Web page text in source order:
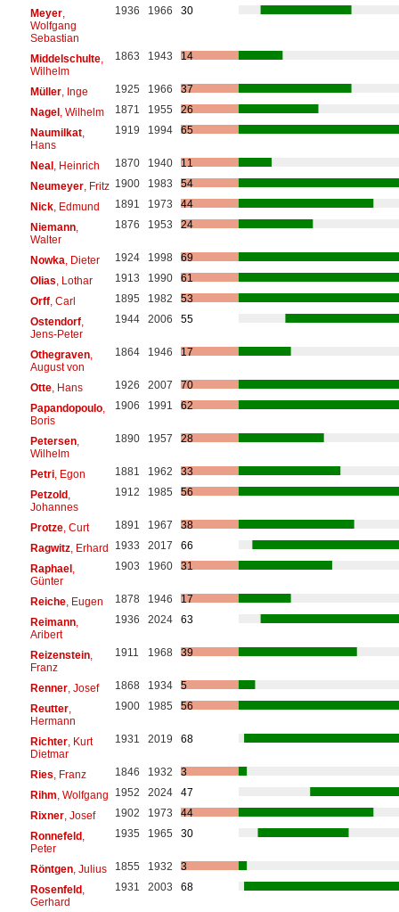
Meyer,
Wolfgang
Sebastian
1936 1966 30
Middelschulte,
Wilhelm
1863 1943 14
Müller, Inge 1925 1966
37
Nagel, Wilhelm 1871 1955
26
Naumilkat,
Hans
1919 1994 65
Neal, Heinrich 1870 1940
11
Neumeyer, Fritz 1900 1983
54
Nick, Edmund 1891 1973
44
Niemann,
Walter
1876 1953 24
Nowka , Dieter 1924 1998
69
Olias , Lothar 1913 1990
61
Orff, Carl 1895 1982
53
Ostendorf,
Jens-Peter
1944 2006 55
Othegraven,
August von
1864 1946 17
Otte, Hans 1926 2007
70
Papandopoulo,
Boris
1906 1991 62
Petersen,
Wilhelm
1890 1957 28
Petri, Egon 1881 1962
33
Petzold,
Johannes
1912 1985 56
Protze, Curt 1891 1967
38
Ragwitz, Erhard 1933 2017
66
Raphael,
Günter
1903 1960 31
Reiche, Eugen 1878 1946
17
Reimann,
Aribert
1936 2024 63
Reizenstein,
Franz
1911 1968 39
Renner, Josef 1868 1934
5
Reutter,
Hermann
1900 1985 56
Richter, Kurt
Dietmar
1931 2019 68
Ries , Franz 1846 1932
3
Rihm , Wolfgang 1952 2024
47
Rixner, Josef 1902 1973
44
Ronnefeld,
Peter
1935 1965 30
Röntgen, Julius 1855 1932
3
Rosenfeld,
Gerhard
1931 2003 68